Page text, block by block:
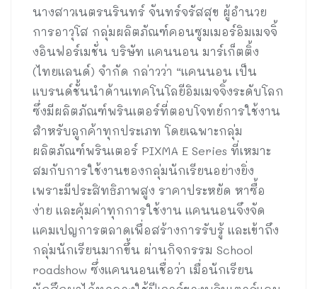
นางสาวเนตรนรินทร์ จันทร์จรัสสุข ผู้อำนวย
การอาวุโส กลุ่มผลิตภัณฑ์คอนซูมเมอร์อิมเมจจิ้
งอินฟอร์เมชั่น บริษัท แคนนอน มาร์เก็ตติ้ง
(ไทยแลนด์) จำกัด กล่าวว่า “แคนนอน เป็น
แบรนด์ชั้นนำด้านเทคโนโลยีอิมเมจจิ้งระดับโลก
ซึ่งมีผลิตภัณฑ์พรินเตอร์ที่ตอบโจทย์การใช้งาน
สำหรับลูกค้าทุกประเภท โดยเฉพาะกลุ่ม
ผลิตภัณฑ์พรินเตอร์ PIXMA E Series ที่เหมาะ
สมกับการใช้งานของกลุ่มนักเรียนอย่างยิ่ง
เพราะมีประสิทธิภาพสูง ราคาประหยัด หาซื้อ
ง่าย และคุ้มค่าทุกการใช้งาน แคนนอนจึงจัด
แคมเปญการตลาดเพื่อสร้างการรับรู้ และเข้าถึง
กลุ่มนักเรียนมากขึ้น ผ่านกิจกรรม School
roadshow ซึ่งแคนนอนเชื่อว่า เมื่อนักเรียน